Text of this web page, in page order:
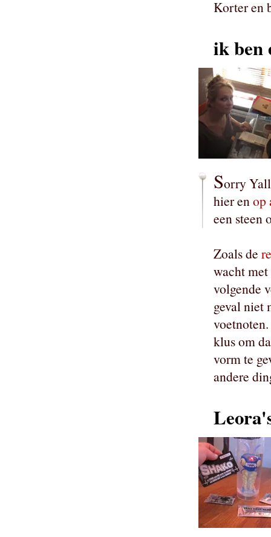
Korter en
ik ben
Sorry
hier enop
een steen
Zoals de
wacht
volgende
geval niet
klus om
vorm te
andere